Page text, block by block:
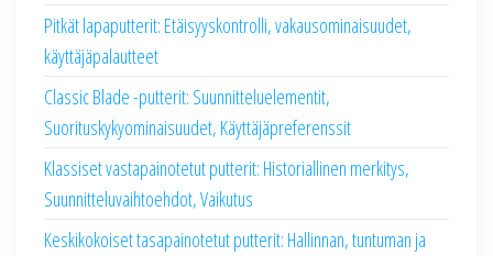
Pitkät lapaputterit: Etäisyyskontrolli, vakausominaisuudet,
käyttäjäpalautteet
Classic Blade -putterit: Suunnitteluelementit,
Suorituskykyominaisuudet, Käyttäjäpreferenssit
Klassiset vastapainotetut putterit: Historiallinen merkitys,
Suunnitteluvaihtoehdot, Vaikutus
Keskikokoiset tasapainotetut putterit: Hallinnan, tuntuman ja